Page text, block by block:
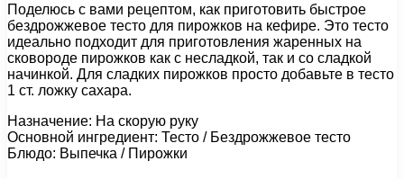
Поделюсь с вами рецептом, как приготовить быстрое
бездрожжевое тесто для пирожков на кефире. Это тесто
идеально подходит для приготовления жаренных на
сковороде пирожков как с несладкой, так и со сладкой
начинкой. Для сладких пирожков просто добавьте в тесто
1 ст. ложку сахара.
Назначение: На скорую руку
Основной ингредиент: Тесто / Бездрожжевое тесто
Блюдо: Выпечка / Пирожки